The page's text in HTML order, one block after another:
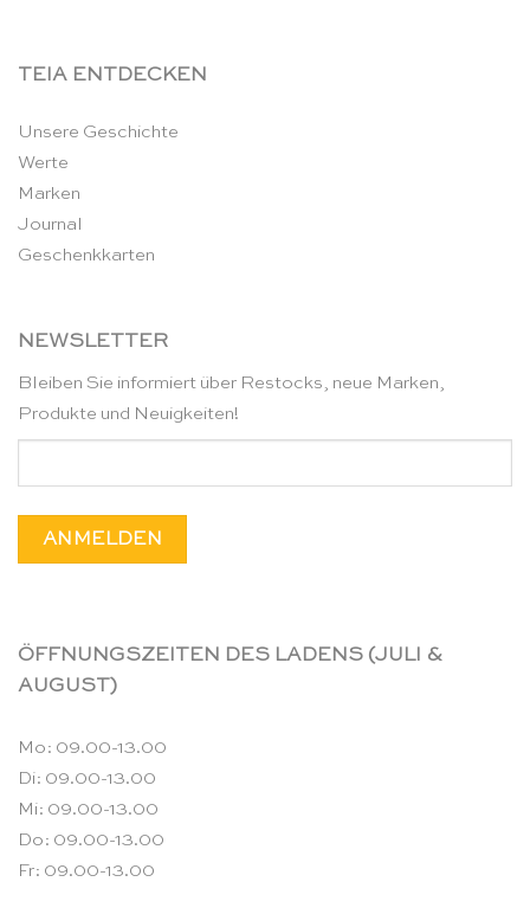
TEIA ENTDECKEN
Unsere Geschichte
Werte
Marken
Journal
Geschenkkarten
NEWSLETTER
Bleiben Sie informiert über Restocks, neue Marken,
Produkte und Neuigkeiten!
ÖFFNUNGSZEITEN DES LADENS (JULI &
AUGUST)
Mo: 09.00-13.00
Di: 09.00-13.00
Mi: 09.00-13.00
Do: 09.00-13.00
Fr: 09.00-13.00